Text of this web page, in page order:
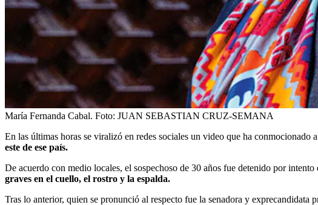
María Fernanda Cabal. Foto: JUAN SEBASTIAN CRUZ-SEMANA
En las últimas horas se viralizó en redes sociales un video que ha conmocionado
este de ese país.
De acuerdo con medio locales, el sospechoso de 30 años fue detenido por
graves en el cuello, el rostro y la espalda.
Tras lo anterior, quien se pronunció al respecto fue la senadora y exprecandidata